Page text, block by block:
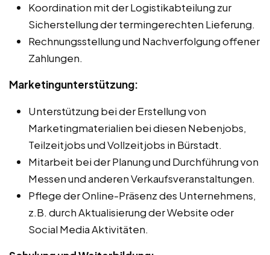
Koordination mit der Logistikabteilung zur
Sicherstellung der termingerechten Lieferung.
Rechnungsstellung und Nachverfolgung offener
Zahlungen.
Marketingunterstützung:
Unterstützung bei der Erstellung von
Marketingmaterialien bei diesen Nebenjobs,
Teilzeitjobs und Vollzeitjobs in Bürstadt.
Mitarbeit bei der Planung und Durchführung von
Messen und anderen Verkaufsveranstaltungen.
Pflege der Online-Präsenz des Unternehmens,
z.B. durch Aktualisierung der Website oder
Social Media Aktivitäten.